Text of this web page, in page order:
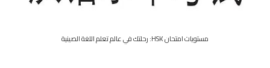
مستويات امتحان HSK: رحلتك في عالم تعلم اللغة الصينية